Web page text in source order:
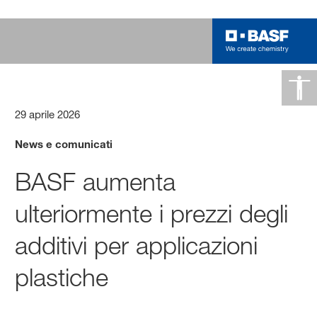
29 aprile 2026
News e comunicati
BASF aumenta
ulteriormente i prezzi degli
additivi per applicazioni
plastiche